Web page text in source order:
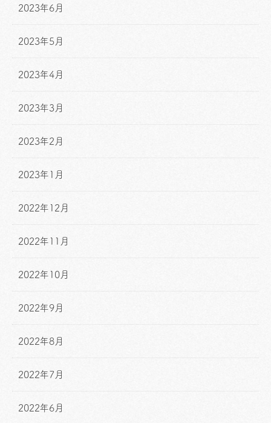
2023年6月
2023年5月
2023年4月
2023年3月
2023年2月
2023年1月
2022年12月
2022年11月
2022年10月
2022年9月
2022年8月
2022年7月
2022年6月